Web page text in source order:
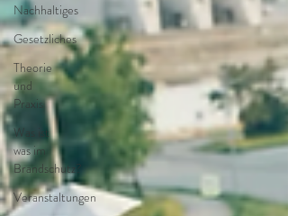
Nachhaltiges
Gesetzliches
Theorie
und
Praxis
Was ist
was im
Brandschutz?
Veranstaltungen